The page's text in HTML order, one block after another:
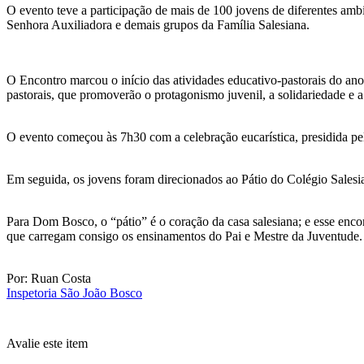
O evento teve a participação de mais de 100 jovens de diferentes
Senhora Auxiliadora e demais grupos da Família Salesiana.
O Encontro marcou o início das atividades educativo-pastorais do
pastorais, que promoverão o protagonismo juvenil, a solidariedade e
O evento começou às 7h30 com a celebração eucarística, presidida
Em seguida, os jovens foram direcionados ao Pátio do Colégio
Para Dom Bosco, o “pátio” é o coração da casa salesiana; e esse
que carregam consigo os ensinamentos do Pai e Mestre da Juventude.
Por: Ruan Costa
Inspetoria São João Bosco
Avalie este item